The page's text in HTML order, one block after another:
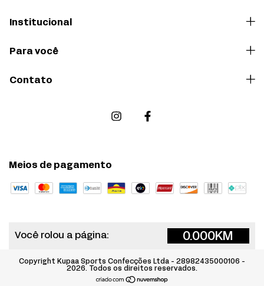
Institucional
Para você
Contato
Meios de pagamento
Você rolou a página: 0.000KM
Copyright Kupaa Sports Confecções Ltda - 28982435000106 -
2026. Todos os direitos reservados.